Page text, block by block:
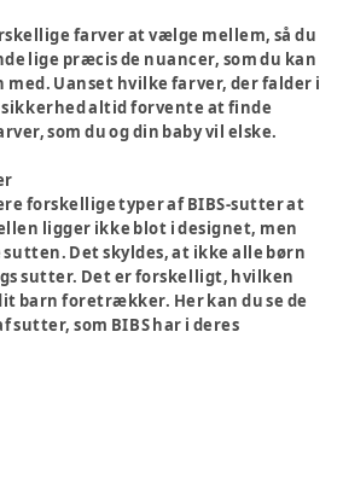
farver at vælge mellem, så du
lige præcis de nuancer, som du kan
med. Uanset hvilke farver, der falder i
sikkerhed altid forvente at finde
som du og din baby vil elske.
forskellige typer af BIBS-sutter at
ligger ikke blot i designet, men
sutten. Det skyldes, at ikke alle børn
sutter. Det er forskelligt, hvilken
barn foretrækker. Her kan du se de
som BIBS har i deres